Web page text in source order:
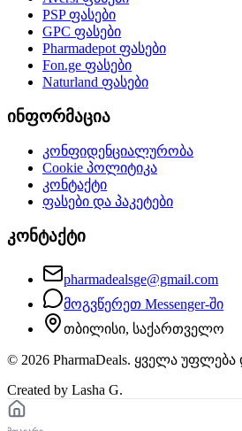
PSPფასები
GPC ფასები
Pharmadepot ფასები
Fon.ge ფასები
Naturland ფასები
ინფორმაცია
კონფიდენციალურობა
Cookie პოლიტიკა
კონტაქტი
ფასები და პაკეტები
კონტაქტი
pharmadealsge@gmail.com
მოგვწერეთ Messenger-ში
თბილისი, საქართველო
© 2026 PharmaDeals. ყველა
Created by Lasha G.